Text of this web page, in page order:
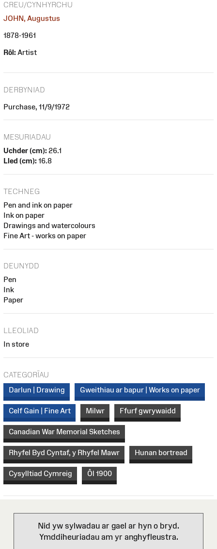
CREU/CYNHYRCHU
JOHN, Augustus
1878-1961
Rôl: Artist
DERBYNIAD
Purchase, 11/9/1972
MESURIADAU
Uchder (cm): 26.1
Lled (cm): 16.8
TECHNEG
Pen and ink on paper
Ink on paper
Drawings and watercolours
Fine Art - works on paper
DEUNYDD
Pen
Ink
Paper
LLEOLIAD
In store
CATEGORÏAU
Darlun | Drawing
Gweithiau ar bapur | Works on paper
Celf Gain | Fine Art Milwr Ffurf gwrywaidd
Canadian War Memorial Sketches
Rhyfel Byd Cyntaf, y Rhyfel Mawr Hunan bortread
Cysylltiad Cymreig Ôl 1900
Nid yw sylwadau ar gael ar hyn o bryd.
Ymddiheuriadau am yr anghyfleustra.